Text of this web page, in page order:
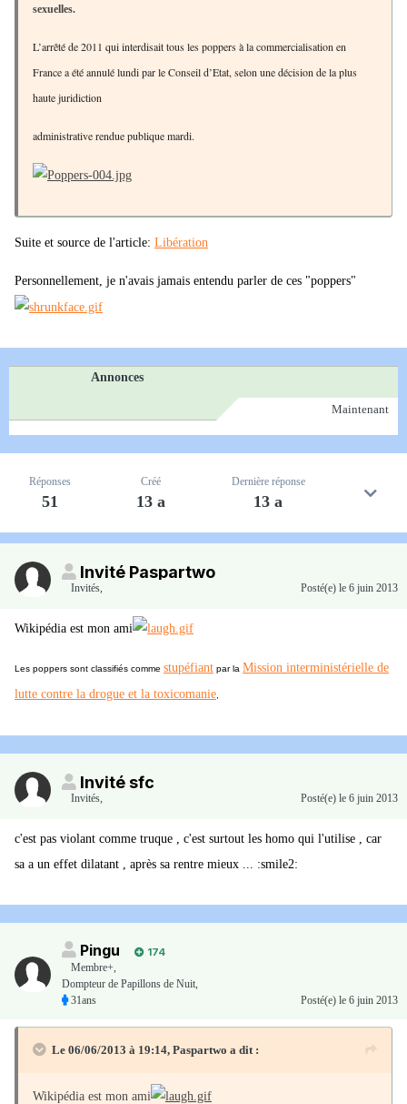
sexuelles.
L’arrêté de 2011 qui interdisait tous les poppers à la commercialisation en
France a été annulé lundi par le Conseil d’Etat, selon une décision de la plus
haute juridiction
administrative rendue publique mardi.
Suite et source de l'article: Libération
Personnellement, je n'avais jamais entendu parler de ces "poppers"
Annonces
Maintenant
Réponses
51
Créé
13 a
Dernière réponse
13 a
Invité Paspartwo
Invités Posté(e) le 6 juin 2013
Wikipédia est mon ami
Les poppers sont classifiés comme stupéfiant par la Mission interministérielle de
lutte contre la drogue et la toxicomanie,
Invité sfc
Invités Posté(e) le 6 juin 2013
c'est pas violant comme truque , c'est surtout les homo qui l'utilise , car
sa a un effet dilatant , après sa rentre mieux ... :smile2:
Pingu
174
Membre+,
Dompteur de Papillons de Nuit,
31ans
Posté(e) le 6 juin 2013
Le 06/06/2013 à 19:14, Paspartwo a dit :
Wikipédia est mon ami